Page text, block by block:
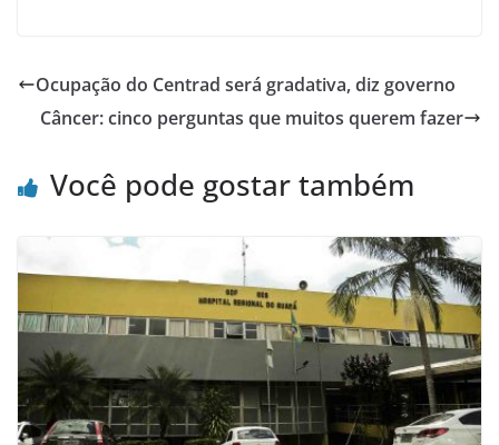
Ocupação do Centrad será gradativa, diz governo
Câncer: cinco perguntas que muitos querem fazer
Você pode gostar também